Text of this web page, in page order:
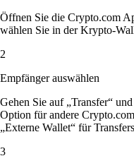
Öffnen Sie die Crypto.com
wählen Sie in der Krypto-
2
Empfänger auswählen
Gehen Sie auf „Transfer“
Option für andere
„Externe Wallet“ für
3